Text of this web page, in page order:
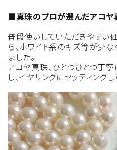
■真珠のプロが選んだアコヤ
普段使いしていただきやすい
ら、ホワイト系のキズ等が少
ました。
アコヤ真珠、ひとつひとつ丁
し、イヤリングにセッティングし